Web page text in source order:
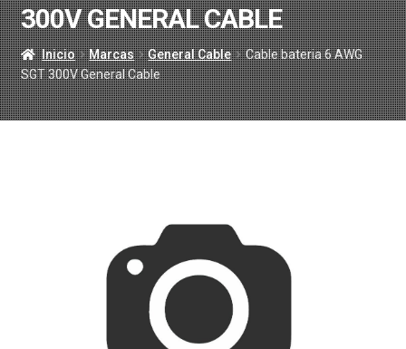
Marcas
Descargas
Contacto
300V GENERAL CABLE
Inicio Marcas General Cable
Cable bateria 6 AWG
SGT 300V General Cable